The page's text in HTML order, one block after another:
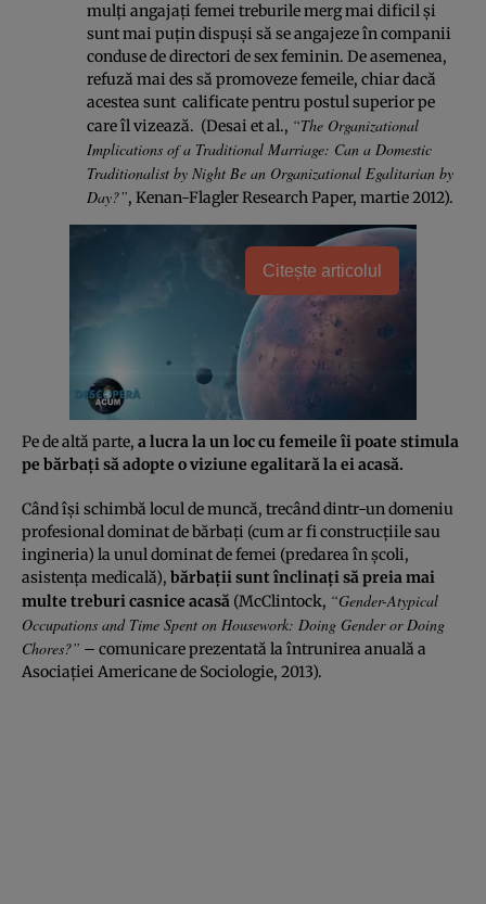
mulţi angajaţi femei treburile merg mai dificil şi
sunt mai puţin dispuşi să se angajeze în companii
conduse de directori de sex feminin. De asemenea,
refuză mai des să promoveze femeile, chiar dacă
acestea sunt calificate pentru postul superior pe
care îl vizează. (Desai et al., “The Organizational
Implications of a Traditional Marriage: Can a Domestic
Traditionalist by Night Be an Organizational Egalitarian by
Day?”, Kenan-Flagler Research Paper, martie 2012).
Citește articolul
Pe de altă parte, a lucra la un loc cu femeile îi poate stimula
pe bărbaţi să adopte o viziune egalitară la ei acasă.
Când îşi schimbă locul de muncă, trecând dintr-un domeniu
profesional dominat de bărbaţi (cum ar fi construcţiile sau
ingineria) la unul dominat de femei (predarea în şcoli,
asistenţa medicală), bărbaţii sunt înclinaţi să preia mai
multe treburi casnice acasă (McClintock, “Gender-Atypical
Occupations and Time Spent on Housework: Doing Gender or Doing
Chores?” – comunicare prezentată la întrunirea anuală a
Asociaţiei Americane de Sociologie, 2013).